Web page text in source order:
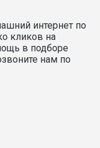
интернет по
кликов на
в подборе
нам по